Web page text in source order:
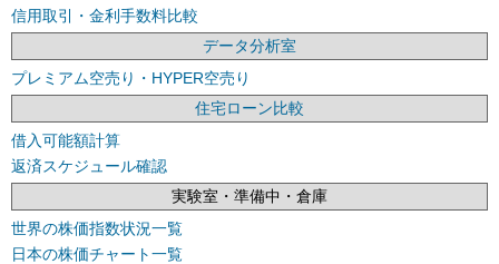
信用取引・金利手数料比較
データ分析室
プレミアム空売り・HYPER空売り
住宅ローン比較
借入可能額計算
返済スケジュール確認
実験室・準備中・倉庫
世界の株価指数状況一覧
日本の株価チャート一覧